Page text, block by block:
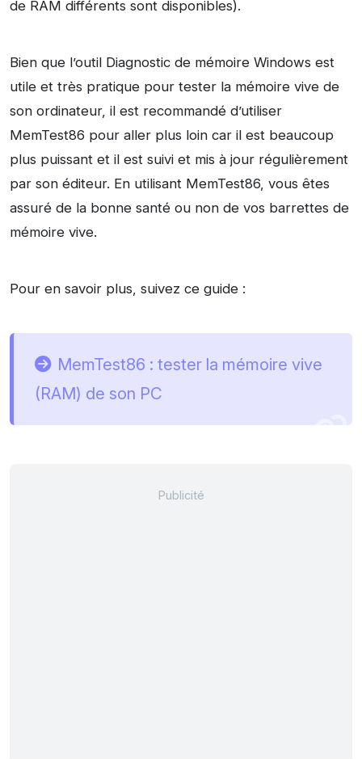
de RAM différents sont disponibles).
Bien que l’outil Diagnostic de mémoire Windows est
utile et très pratique pour tester la mémoire vive de
son ordinateur, il est recommandé d’utiliser
MemTest86 pour aller plus loin car il est beaucoup
plus puissant et il est suivi et mis à jour régulièrement
par son éditeur. En utilisant MemTest86, vous êtes
assuré de la bonne santé ou non de vos barrettes de
mémoire vive.
Pour en savoir plus, suivez ce guide :
MemTest86 : tester la mémoire vive
(RAM) de son PC